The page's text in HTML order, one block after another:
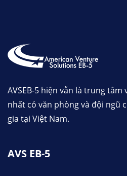
AVSEB-5 hiện vẫn là trung tâm
nhất có văn phòng và đội ngũ
gia tại Việt Nam.
AVS EB-5